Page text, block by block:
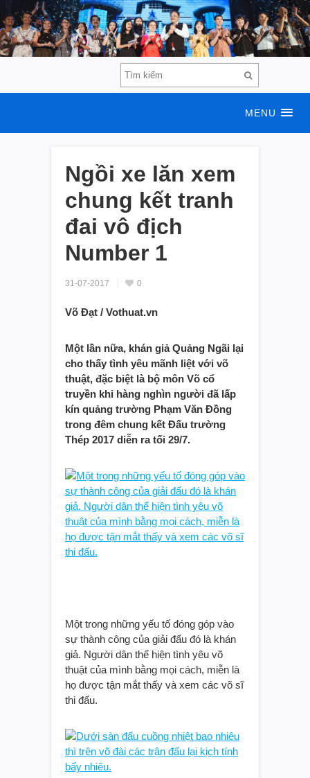
MENU
Ngồi xe lăn xem
chung kết tranh
đai vô địch
Number 1
31-07-2017 0
Võ Đạt / Vothuat.vn
Một lần nữa, khán giả Quảng Ngãi lại
cho thấy tình yêu mãnh liệt với võ
thuật, đặc biệt là bộ môn Võ cổ
truyền khi hàng nghìn người đã lấp
kín quảng trường Phạm Văn Đồng
trong đêm chung kết Đấu trường
Thép 2017 diễn ra tối 29/7.
Một trong những yếu tố đóng góp vào
sự thành công của giải đấu đó là khán
giả. Người dân thể hiện tình yêu võ
thuật của mình bằng mọi cách, miễn là
họ được tận mắt thấy và xem các võ sĩ
thi đấu.